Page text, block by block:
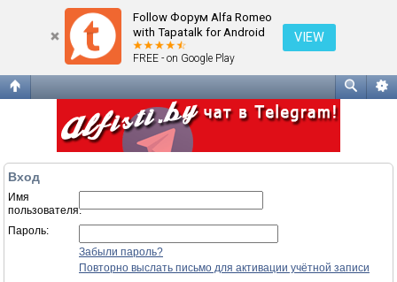
Follow Форум Alfa Romeo
with Tapatalk for Android
FREE - on Google Play
VIEW
Вход
Имя
пользователя:
Пароль:
Забыли пароль?
Повторно выслать письмо для активации учётной записи